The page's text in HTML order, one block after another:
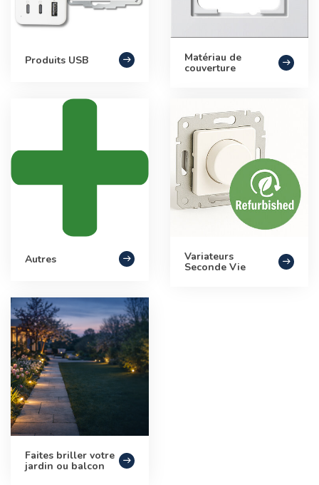
Produits USB Matériau de
couverture
Autres Variateurs
Seconde Vie
Faites briller votre
jardin ou balcon